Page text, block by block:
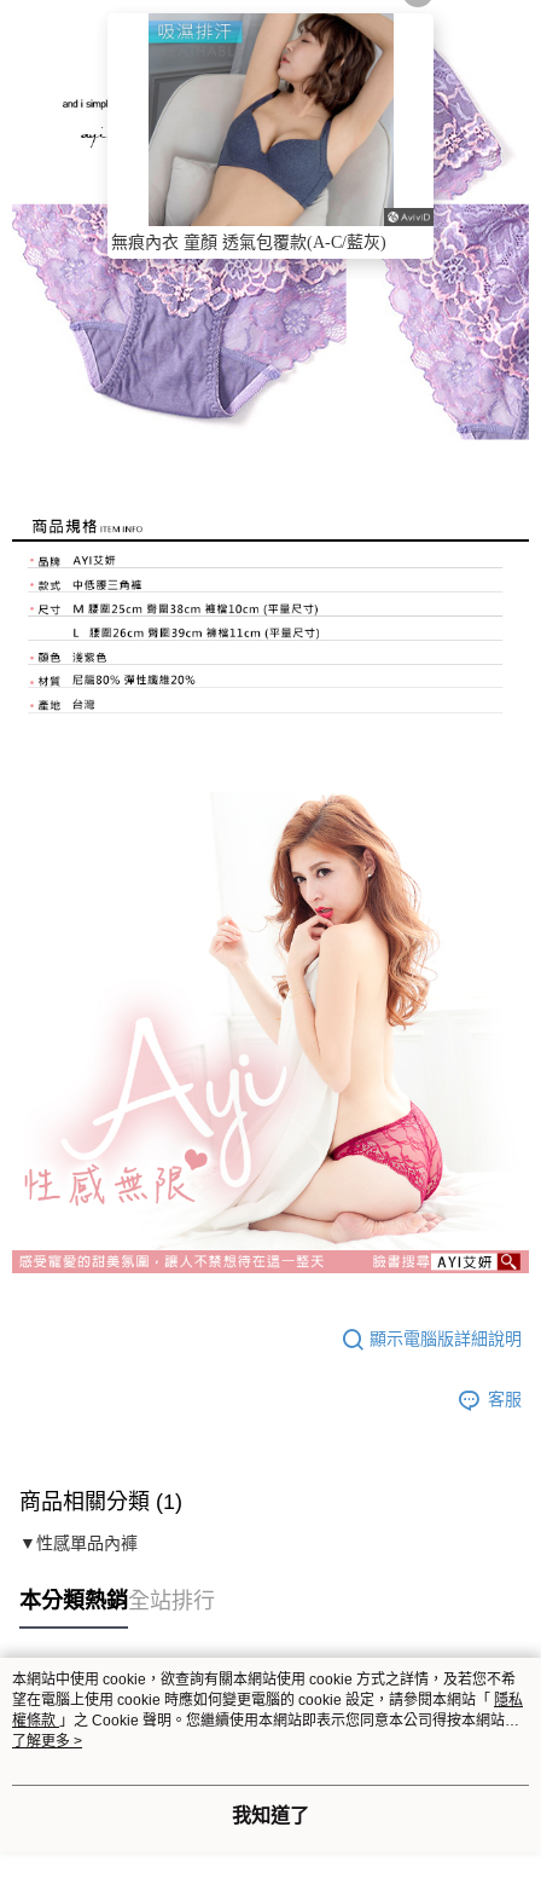
顯示電腦版詳細說明
客服
商品相關分類 (1)
▼性感單品內褲
本分類熱銷全站排行
熱門標籤
本網站中使用 cookie，欲查詢有關本網站使用 cookie 方式之詳情，及若您不希
望在電腦上使用 cookie 時應如何變更電腦的 cookie 設定，請參閱本網站「 隱私
權條款 」之 Cookie 聲明。您繼續使用本網站即表示您同意本公司得按本網站使
用條款之 Cookie 聲明使用 cookie。
了解更多 >
我知道了
無痕內衣 童顏 透氣包覆款(A-C/藍灰)